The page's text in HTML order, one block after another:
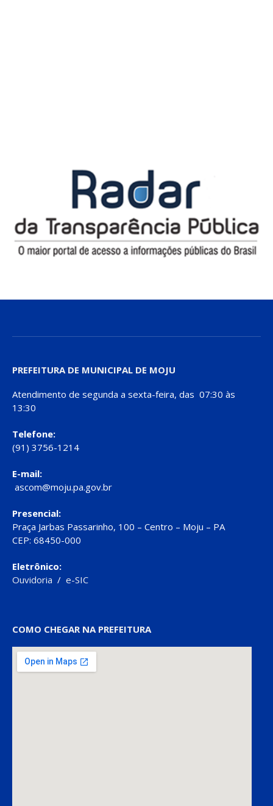
PREFEITURA DE MUNICIPAL DE MOJU
Atendimento de segunda a sexta-feira, das 07:30 às
13:30
Telefone:
(91) 3756-1214
E-mail:
ascom@moju.pa.gov.br
Presencial:
Praça Jarbas Passarinho, 100 – Centro – Moju – PA
CEP: 68450-000
Eletrônico:
Ouvidoria / e-SIC
COMO CHEGAR NA PREFEITURA